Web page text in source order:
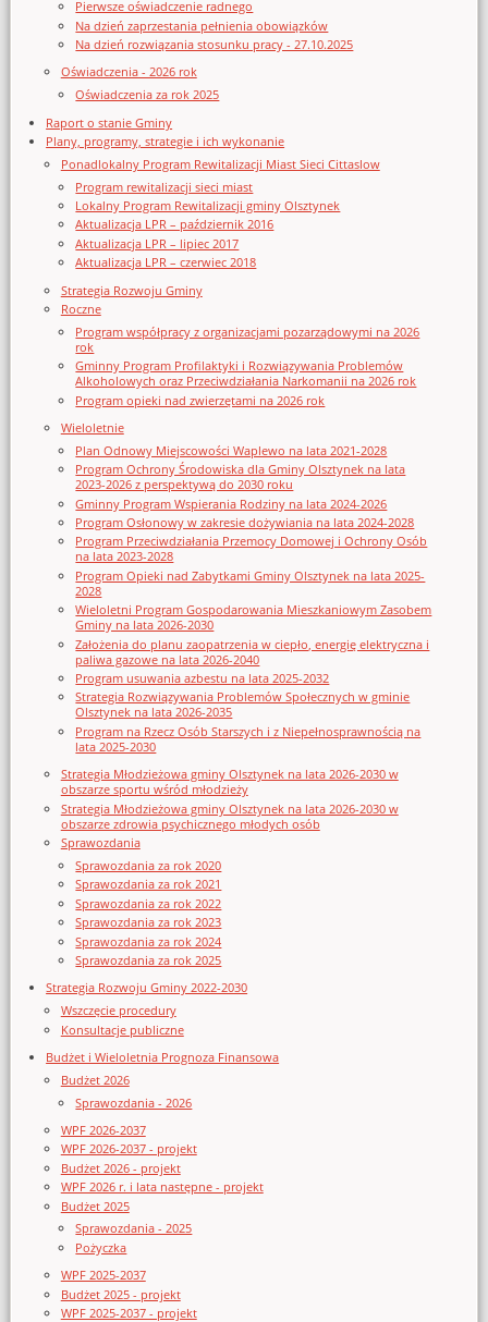
Pierwsze oświadczenie radnego
Na dzień zaprzestania pełnienia obowiązków
Na dzień rozwiązania stosunku pracy - 27.10.2025
Oświadczenia - 2026 rok
Oświadczenia za rok 2025
Raport o stanie Gminy
Plany, programy, strategie i ich wykonanie
Ponadlokalny Program Rewitalizacji Miast Sieci Cittaslow
Program rewitalizacji sieci miast
Lokalny Program Rewitalizacji gminy Olsztynek
Aktualizacja LPR – październik 2016
Aktualizacja LPR – lipiec 2017
Aktualizacja LPR – czerwiec 2018
Strategia Rozwoju Gminy
Roczne
Program współpracy z organizacjami pozarządowymi na 2026
rok
Gminny Program Profilaktyki i Rozwiązywania Problemów
Alkoholowych oraz Przeciwdziałania Narkomanii na 2026 rok
Program opieki nad zwierzętami na 2026 rok
Wieloletnie
Plan Odnowy Miejscowości Waplewo na lata 2021-2028
Program Ochrony Środowiska dla Gminy Olsztynek na lata
2023-2026 z perspektywą do 2030 roku
Gminny Program Wspierania Rodziny na lata 2024-2026
Program Osłonowy w zakresie dożywiania na lata 2024-2028
Program Przeciwdziałania Przemocy Domowej i Ochrony Osób
na lata 2023-2028
Program Opieki nad Zabytkami Gminy Olsztynek na lata 2025-
2028
Wieloletni Program Gospodarowania Mieszkaniowym Zasobem
Gminy na lata 2026-2030
Założenia do planu zaopatrzenia w ciepło, energię elektryczna i
paliwa gazowe na lata 2026-2040
Program usuwania azbestu na lata 2025-2032
Strategia Rozwiązywania Problemów Społecznych w gminie
Olsztynek na lata 2026-2035
Program na Rzecz Osób Starszych i z Niepełnosprawnością na
lata 2025-2030
Strategia Młodzieżowa gminy Olsztynek na lata 2026-2030 w
obszarze sportu wśród młodzieży
Strategia Młodzieżowa gminy Olsztynek na lata 2026-2030 w
obszarze zdrowia psychicznego młodych osób
Sprawozdania
Sprawozdania za rok 2020
Sprawozdania za rok 2021
Sprawozdania za rok 2022
Sprawozdania za rok 2023
Sprawozdania za rok 2024
Sprawozdania za rok 2025
Strategia Rozwoju Gminy 2022-2030
Wszczęcie procedury
Konsultacje publiczne
Budżet i Wieloletnia Prognoza Finansowa
Budżet 2026
Sprawozdania - 2026
WPF 2026-2037
WPF 2026-2037 - projekt
Budżet 2026 - projekt
WPF 2026 r. i lata następne - projekt
Budżet 2025
Sprawozdania - 2025
Pożyczka
WPF 2025-2037
Budżet 2025 - projekt
WPF 2025-2037 - projekt